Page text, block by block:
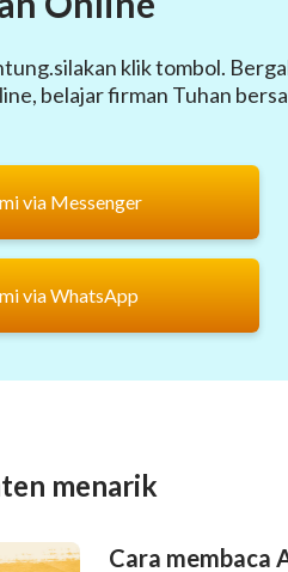
klik tombol.
belajar firman Tuhan
via Messenger
via WhatsApp
menarik
Cara membaca